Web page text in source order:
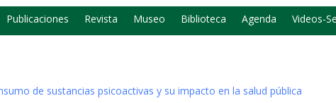
Publicaciones Revista Museo Biblioteca Agenda Videos-